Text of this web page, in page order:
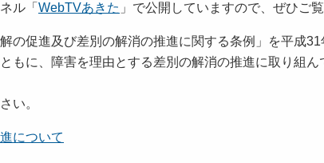
ル「 WebTVあきた 」で公開していますので、ぜひご覧
促進及び差別の解消の推進に関する条例」を平成31
もに、障害を理由とする差別の解消の推進に取り組
い。
について